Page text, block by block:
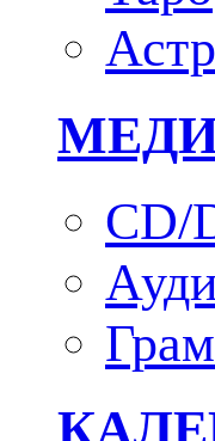
CD/